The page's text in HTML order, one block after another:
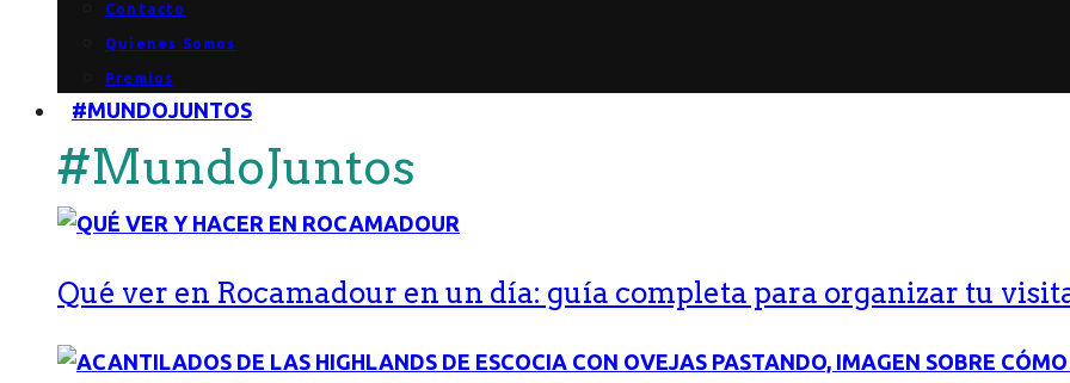
Contacto
Quienes Somos
Premios
#MUNDOJUNTOS
#MundoJuntos
Qué ver en Rocamadour en un día: guía completa para organizar tu